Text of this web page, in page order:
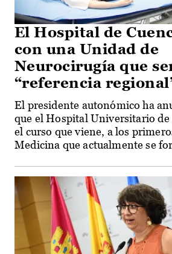
El Hospital de
con una Unidad de
Neurocirugía que
“referencia
El presidente autonómico ha
que el Hospital Universitario de
el curso que viene, a los
Medicina que actualmente se